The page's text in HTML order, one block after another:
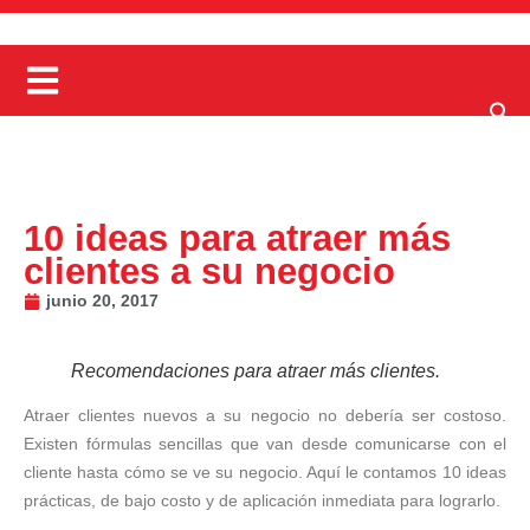
10 ideas para atraer más
clientes a su negocio
junio 20, 2017
Recomendaciones para atraer más clientes.
Atraer clientes nuevos a su negocio no debería ser costoso.
Existen fórmulas sencillas que van desde comunicarse con el
cliente hasta cómo se ve su negocio. Aquí le contamos 10 ideas
prácticas, de bajo costo y de aplicación inmediata para lograrlo.